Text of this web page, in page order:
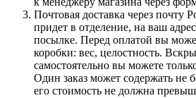
Почтовая доставка через почту
придет в отделение, на ваш
посылке. Перед оплатой вы
коробки: вес, целостность.
самостоятельно вы можете
Один заказ может содержать не
его стоимость не должна